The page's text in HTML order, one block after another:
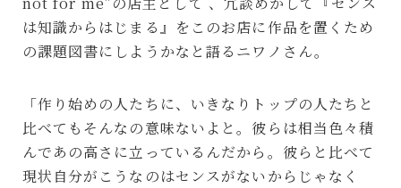
は知識からはじまる』をこのお店に作品を置くため
の課題図書にしようかなと語るニワノさん。
「作り始めの人たちに、いきなりトップの人たちと
比べてもそんなの意味ないよと。彼らは相当色々積
んであの高さに立っているんだから。彼らと比べて
現状自分がこうなのはセンスがないからじゃなく